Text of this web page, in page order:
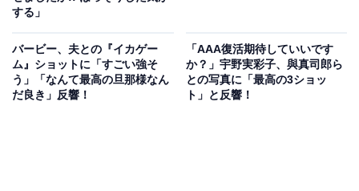
する」
バービー、夫との『イカゲー
ム』ショットに「すごい強そ
う」「なんて最高の旦那様なん
だ良き」反響！
「AAA復活期待していいです
か？」宇野実彩子、與真司郎ら
との写真に「最高の3ショッ
ト」と反響！